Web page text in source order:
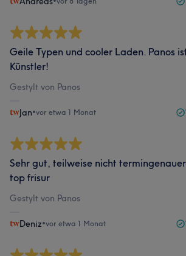
Geile Typen und cooler Laden. Panos
Künstler!
Gestylt von Panos
Jan•vor etwa 1 Monat
Sehr gut, teilweise nicht
top frisur
Gestylt von Panos
Deniz•vor etwa 1 Monat